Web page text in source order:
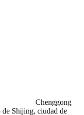
Chenggong
Shijing, ciudad de